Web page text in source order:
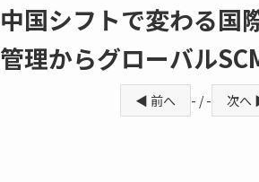
中国シフトで変わる国
管理からグローバル
◀ 前へ - / - 次へ